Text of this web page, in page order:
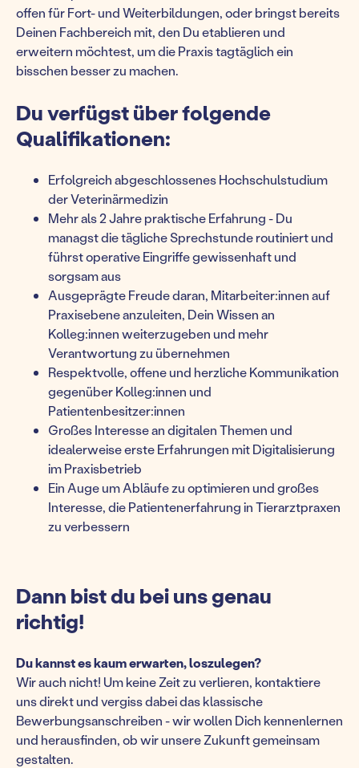
offen für Fort- und Weiterbildungen, oder bringst bereits
Deinen Fachbereich mit, den Du etablieren und
erweitern möchtest, um die Praxis tagtäglich ein
bisschen besser zu machen.
Du verfügst über folgende
Qualifikationen:
Erfolgreich abgeschlossenes Hochschulstudium
der Veterinärmedizin
Mehr als 2 Jahre praktische Erfahrung - Du
managst die tägliche Sprechstunde routiniert und
führst operative Eingriffe gewissenhaft und
sorgsam aus
Ausgeprägte Freude daran, Mitarbeiter:innen auf
Praxisebene anzuleiten, Dein Wissen an
Kolleg:innen weiterzugeben und mehr
Verantwortung zu übernehmen
Respektvolle, offene und herzliche Kommunikation
gegenüber Kolleg:innen und
Patientenbesitzer:innen
Großes Interesse an digitalen Themen und
idealerweise erste Erfahrungen mit Digitalisierung
im Praxisbetrieb
Ein Auge um Abläufe zu optimieren und großes
Interesse, die Patientenerfahrung in Tierarztpraxen
zu verbessern
Dann bist du bei uns genau
richtig!
Du kannst es kaum erwarten, loszulegen?
Wir auch nicht! Um keine Zeit zu verlieren, kontaktiere
uns direkt und vergiss dabei das klassische
Bewerbungsanschreiben - wir wollen Dich kennenlernen
und herausfinden, ob wir unsere Zukunft gemeinsam
gestalten.